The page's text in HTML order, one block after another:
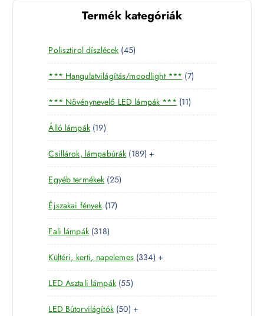
Termék kategóriák
Polisztirol díszlécek 454
5
t
e
r
m
k
*** Hangulatvilágítás/moodlight *** 77
t
r
é
*** Növénynevelő LED lámpák *** 111
1
e
m
k
Álló lámpák 191
9
t
e
r
m
é
k
Csillárok, lámpabúrák 1891
8
t
r
é
k
+
Egyéb termékek 252
5
e
m
é
k
Éjszakai fények 171
7
e
r
m
é
k
Fali lámpák 3183
1
8
t
e
r
m
Kültéri, kerti, napelemes 3343
3
t
+
LED Asztali lámpák 555
5
t
LED Bútorvilágítók 505 +